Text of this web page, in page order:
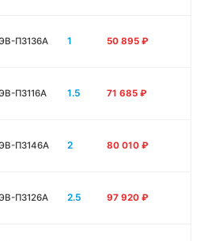
П3136A 1 50 895 ₽
П3116A 1.5 71 685 ₽
П3146A 2 80 010 ₽
П3126A 2.5 97 920 ₽